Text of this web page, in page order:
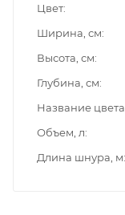
Цвет
Ширина, см
Высота, см
Глубина, см
Название цвета
Объем, л
Длина шнура, м